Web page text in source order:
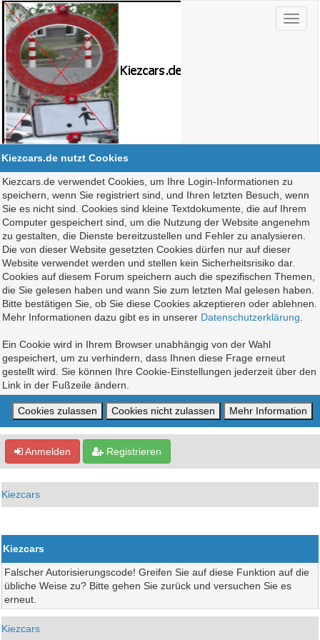
Kiezcars.de nutzt Cookies
Kiezcars.de verwendet Cookies, um Ihre Login-Informationen zu
speichern, wenn Sie registriert sind, und Ihren letzten Besuch, wenn
Sie es nicht sind. Cookies sind kleine Textdokumente, die auf Ihrem
Computer gespeichert sind, um die Nutzung der Website angenehm
zu gestalten, die Dienste bereitzustellen und Fehler zu analysieren.
Die von dieser Website gesetzten Cookies dürfen nur auf dieser
Website verwendet werden und stellen kein Sicherheitsrisiko dar.
Cookies auf diesem Forum speichern auch die spezifischen Themen,
die Sie gelesen haben und wann Sie zum letzten Mal gelesen haben.
Bitte bestätigen Sie, ob Sie diese Cookies akzeptieren oder ablehnen.
Mehr Informationen dazu gibt es in unserer Datenschutzerklärung
Ein Cookie wird in Ihrem Browser unabhängig von der Wahl
gespeichert, um zu verhindern, dass Ihnen diese Frage erneut
gestellt wird. Sie können Ihre Cookie-Einstellungen jederzeit über den
Link in der Fußzeile ändern.
Anmelden Registrieren
Kiezcars
Kiezcars
Falscher Autorisierungscode! Greifen Sie auf diese Funktion auf die
übliche Weise zu? Bitte gehen Sie zurück und versuchen Sie es
erneut.
Kiezcars